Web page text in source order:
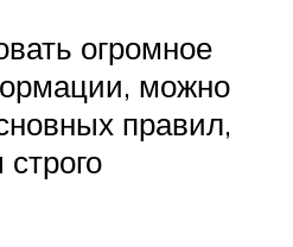
огромное
можно
правил,